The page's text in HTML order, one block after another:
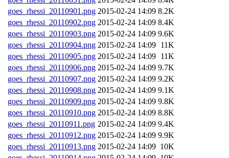
goes_rhessi_20110901.png 2015-02-24 14:09 8.2K
goes_rhessi_20110902.png 2015-02-24 14:09 8.4K
goes_rhessi_20110903.png 2015-02-24 14:09 9.6K
goes_rhessi_20110904.png 2015-02-24 14:09 11K
goes_rhessi_20110905.png 2015-02-24 14:09 11K
goes_rhessi_20110906.png 2015-02-24 14:09 9.7K
goes_rhessi_20110907.png 2015-02-24 14:09 9.2K
goes_rhessi_20110908.png 2015-02-24 14:09 9.1K
goes_rhessi_20110909.png 2015-02-24 14:09 9.8K
goes_rhessi_20110910.png 2015-02-24 14:09 8.8K
goes_rhessi_20110911.png 2015-02-24 14:09 9.4K
goes_rhessi_20110912.png 2015-02-24 14:09 9.9K
goes_rhessi_20110913.png 2015-02-24 14:09 10K